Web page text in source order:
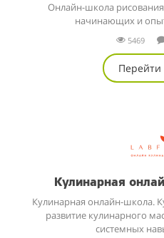
Онлайн-школа
начинающих и
5469
Перейти
Кулинарная
Кулинарная онлайн-школа.
развитие кулинарного
системных